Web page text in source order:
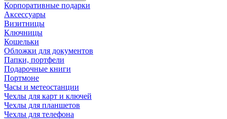
Корпоративные подарки
Аксессуары
Визитницы
Ключницы
Кошельки
Обложки для документов
Папки, портфели
Подарочные книги
Портмоне
Часы и метеостанции
Чехлы для карт и ключей
Чехлы для планшетов
Чехлы для телефона